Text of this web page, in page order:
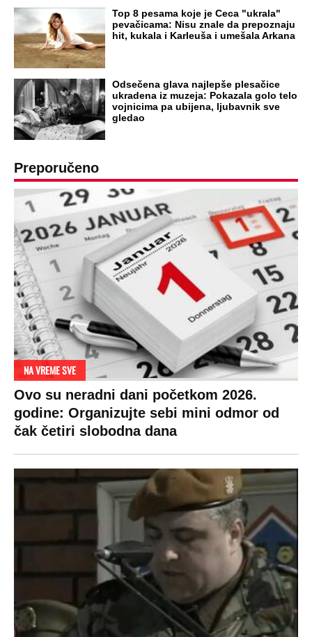
DRAMA ZBOG LJUBAVNE PRIČE
Zbog svadbe trudne Srpkinje i Albanca
proradio nacionalizam! Popljuvali ih samo
tako: "Ti si svoje srpsko izdala"
RAJ!
Žene u Srbiji su poludele za njima,
ogledaju se, bacaju pare: Ovde bunde
koštaju 100 evra, a neke i 2.000 dinara!